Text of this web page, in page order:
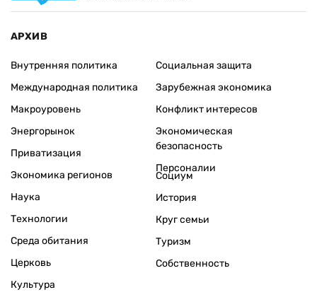
АРХИВ
Внутренняя политика
Международная политика
Макроуровень
Энергорынок
Приватизация
Экономика регионов
Социальная защита
Зарубежная экономика
Конфликт интересов
Экономическая
безопасность
Персоналии
Наука
Технологии
Среда обитания
Церковь
Культура
Социум
История
Круг семьи
Туризм
Собственность